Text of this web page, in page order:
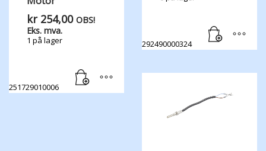
kr254,00 OBS!
Eks. mva.
1 på lager
251729010006
292490000324